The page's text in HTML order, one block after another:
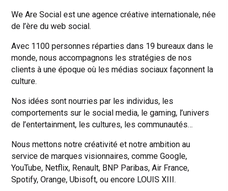
We Are Social est une agence créative internationale, née
de l’ère du web social.
Avec 1100 personnes réparties dans 19 bureaux dans le
monde, nous accompagnons les stratégies de nos
clients à une époque où les médias sociaux façonnent la
culture.
Nos idées sont nourries par les individus, les
comportements sur le social media, le gaming, l’univers
de l’entertainment, les cultures, les communautés…
Nous mettons notre créativité et notre ambition au
service de marques visionnaires, comme Google,
YouTube, Netflix, Renault, BNP Paribas, Air France,
Spotify, Orange, Ubisoft, ou encore LOUIS XIII.